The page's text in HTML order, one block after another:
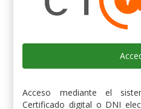
Acceso mediante el
Certificado digital o DNI